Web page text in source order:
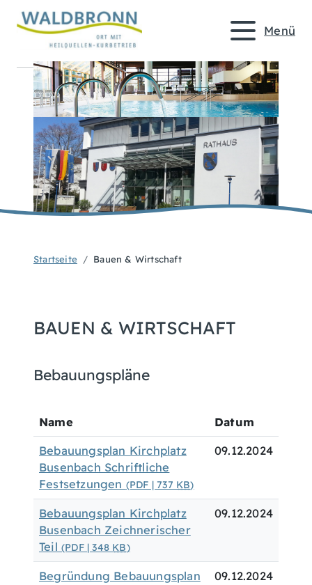
Menü
Startseite Bauen & Wirtschaft
BAUEN & WIRTSCHAFT
Bebauungspläne
Name Datum
Bebauungsplan Kirchplatz
Busenbach Schriftliche
Festsetzungen (PDF | 737 KB)
09.12.2024
Bebauungsplan Kirchplatz
Busenbach Zeichnerischer
Teil (PDF | 348 KB)
09.12.2024
Begründung Bebauungsplan
09.12.2024